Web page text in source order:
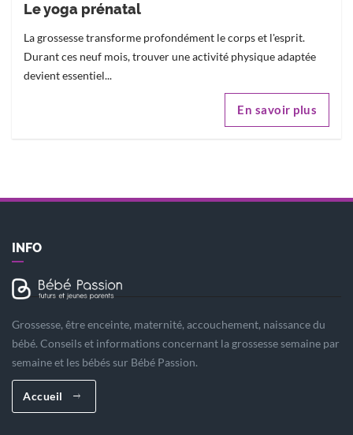
Le yoga prénatal
La grossesse transforme profondément le corps et l'esprit.
Durant ces neuf mois, trouver une activité physique adaptée
devient essentiel...
En savoir plus
INFO
Grossesse, être enceinte, maternité, accouchement, naissance du
bébé. Conseils et informations concernant la grossesse semaine par
semaine et les bébés sur Bébé Passion.
Accueil